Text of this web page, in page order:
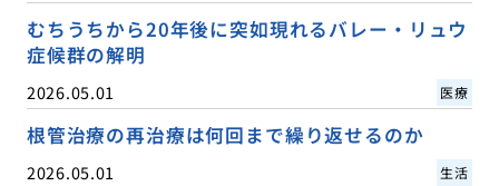
むちうちから20年後に突如現れるバレー・リュウ
症候群の解明
2026.05.01 医療
根管治療の再治療は何回まで繰り返せるのか
2026.05.01 生活